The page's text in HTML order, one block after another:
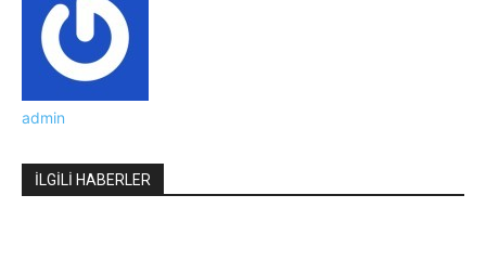
admin
İLGİLİ HABERLER